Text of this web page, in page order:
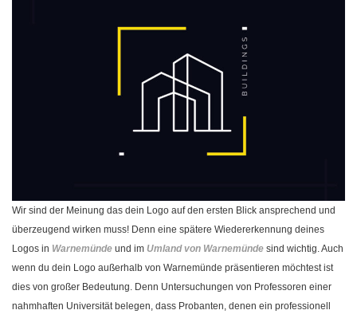
Wir sind der Meinung das dein Logo auf den ersten Blick ansprechend und
überzeugend wirken muss! Denn eine spätere Wiedererkennung deines
Logos in Warnemünde und im Umland von Warnemünde sind wichtig. Auch
wenn du dein Logo außerhalb von Warnemünde präsentieren möchtest ist
dies von großer Bedeutung. Denn Untersuchungen von Professoren einer
nahmhaften Universität belegen, dass Probanten, denen ein professionell